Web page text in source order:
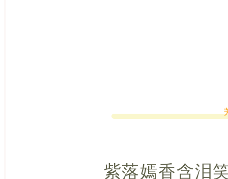
紫落嫣香含泪